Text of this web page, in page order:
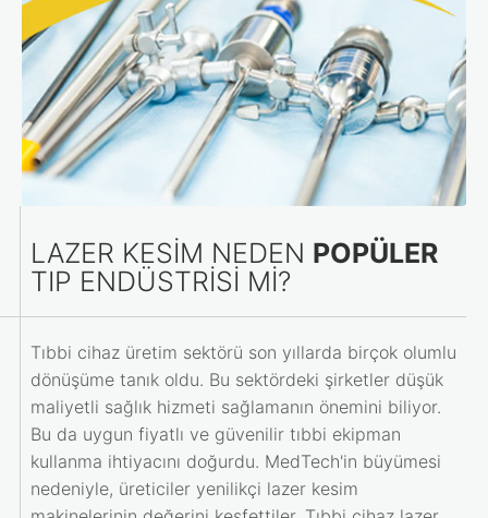
LAZER KESIM NEDEN POPÜLER
TIP ENDÜSTRISI MI?
Tıbbi cihaz üretim sektörü son yıllarda birçok olumlu
dönüşüme tanık oldu. Bu sektördeki şirketler düşük
maliyetli sağlık hizmeti sağlamanın önemini biliyor.
Bu da uygun fiyatlı ve güvenilir tıbbi ekipman
kullanma ihtiyacını doğurdu. MedTech'in büyümesi
nedeniyle, üreticiler yenilikçi lazer kesim